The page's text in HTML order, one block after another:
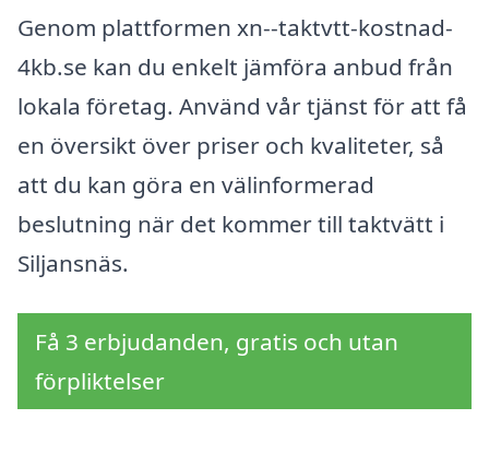
Genom plattformen xn--taktvtt-kostnad-
4kb.se kan du enkelt jämföra anbud från
lokala företag. Använd vår tjänst för att få
en översikt över priser och kvaliteter, så
att du kan göra en välinformerad
beslutning när det kommer till taktvätt i
Siljansnäs.
Få 3 erbjudanden, gratis och utan
förpliktelser